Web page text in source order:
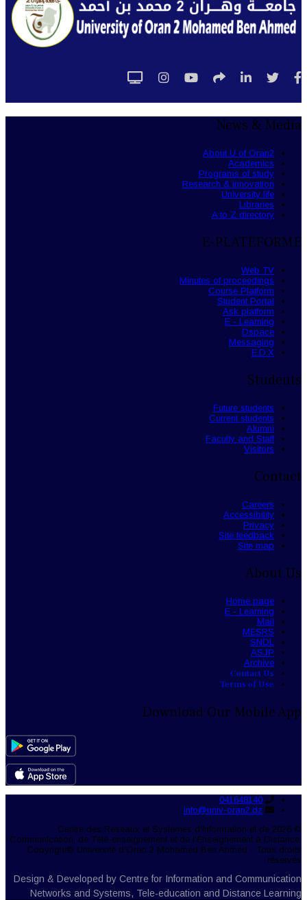
News & Media
About U of Oran2
Academics
Programs of study
Research & innovation
University life
Libraries
A to Z directory
E-PLATEFORME
Web TV
Minutes of proceedings
Course Platform
Student Portal
Ask platform
E - Learning
Dspace
Messaging
E.D.X
Students
Future students
Current students
Alumni
Faculty and Staff
Visitors
Contact
Careers
Accessibility
Privacy
Site feedback
Site map
About Us
Home page
E - Learning
Mail
MESRS
SNDL
ASJP
Archive
Contact Us
Terms of Use
Download Our Mobile App
041648140
info@univ-oran2.dz
© 2026 Centre des Réseaux et Systèmes d'Information et de
Communication, de Télé-enseignement et de l'Enseignement à Distance.
Copyright© Université d'Oran 2 Mohamed Ben Ahmed - Tous droits
réservés
Design & Developed by Centre for Information and Communication
Networks and Systems, Tele-education and Distance Learning